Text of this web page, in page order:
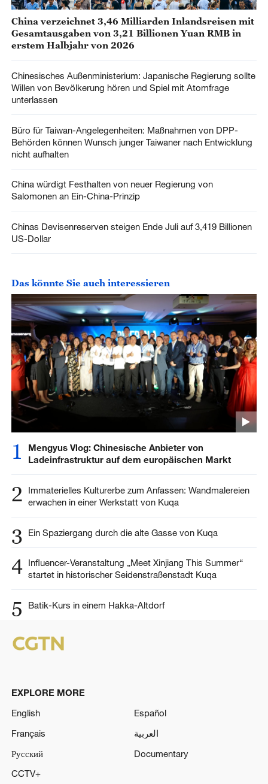
China verzeichnet 3,46 Milliarden Inlandsreisen mit
Gesamtausgaben von 3,21 Billionen Yuan RMB in
erstem Halbjahr von 2026
Chinesisches Außenministerium: Japanische Regierung sollte
Willen von Bevölkerung hören und Spiel mit Atomfrage
unterlassen
Büro für Taiwan-Angelegenheiten: Maßnahmen von DPP-
Behörden können Wunsch junger Taiwaner nach Entwicklung
nicht aufhalten
China würdigt Festhalten von neuer Regierung von
Salomonen an Ein-China-Prinzip
Chinas Devisenreserven steigen Ende Juli auf 3,419 Billionen
US-Dollar
Das könnte Sie auch interessieren
1
Mengyus Vlog: Chinesische Anbieter von
Ladeinfrastruktur auf dem europäischen Markt
2
Immaterielles Kulturerbe zum Anfassen: Wandmalereien
erwachen in einer Werkstatt von Kuqa
3 Ein Spaziergang durch die alte Gasse von Kuqa
4 Influencer-Veranstaltung „Meet Xinjiang This Summer“
startet in historischer Seidenstraßenstadt Kuqa
5 Batik-Kurs in einem Hakka-Altdorf
EXPLORE MORE
English
Español
Français
العربية
Русский
Documentary
CCTV+